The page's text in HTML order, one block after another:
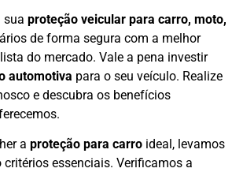
sua proteção veicular para carro, moto,
de forma segura com a melhor
do mercado. Vale a pena investir
automotiva para o seu veículo. Realize
e descubra os benefícios
a proteção para carro ideal, levamos
essenciais. Verificamos a